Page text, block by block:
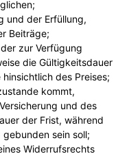
und der Erfüllung,
Beiträge;
zur Verfügung
die Gültigkeitsdauer
des Preises;
kommt,
und des
der Frist, während
sein soll;
Widerrufsrechts